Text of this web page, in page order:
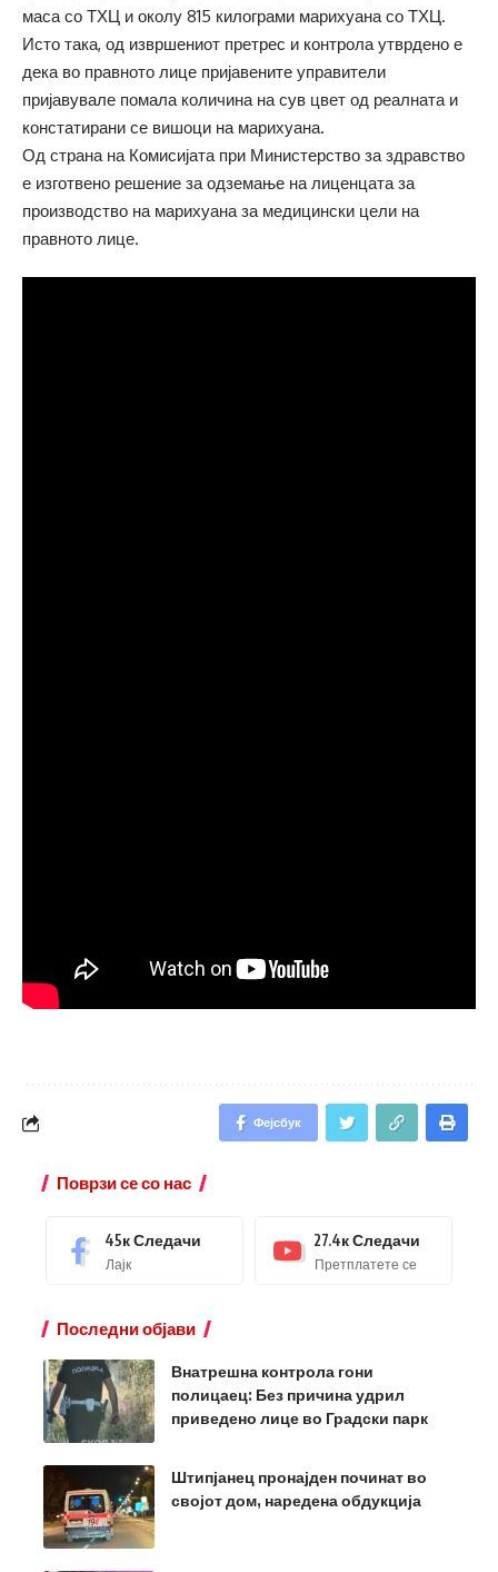
маса со ТХЦ и околу 815 килограми марихуана со ТХЦ.
Исто така, од извршениот претрес и контрола утврдено е
дека во правното лице пријавените управители
пријавувале помала количина на сув цвет од реалната и
констатирани се вишоци на марихуана.
Од страна на Комисијата при Министерство за здравство
е изготвено решение за одземање на лиценцата за
производство на марихуана за медицински цели на
правното лице.
Фејсбук
Поврзи се со нас
45кСледачи
Лајк
27.4кСледачи
Претплатете се
Последни објави
Внатрешна контрола гони
полицаец: Без причина удрил
приведено лице во Градски парк
Штипјанец пронајден починат во
својот дом, наредена обдукција